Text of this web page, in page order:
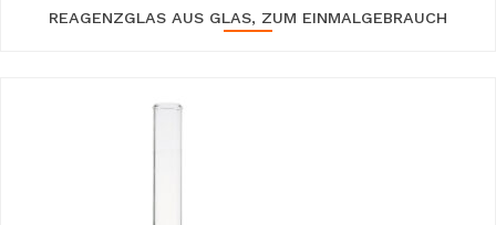
REAGENZGLAS AUS GLAS, ZUM EINMALGEBRAUCH